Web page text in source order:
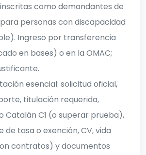
como demandantes de
personas con discapacidad
Ingreso por transferencia
en bases) o en la OMAC;
esencial: solicitud oficial,
titulación requerida,
Catalán C1 (o superar prueba),
de tasa o exención, CV, vida
contratos) y documentos